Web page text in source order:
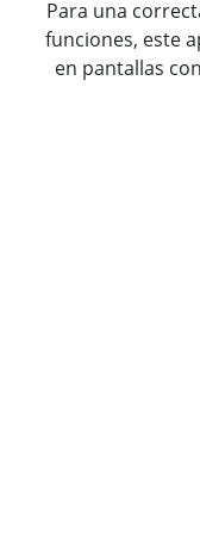
Para una
funciones, este
en pantallas